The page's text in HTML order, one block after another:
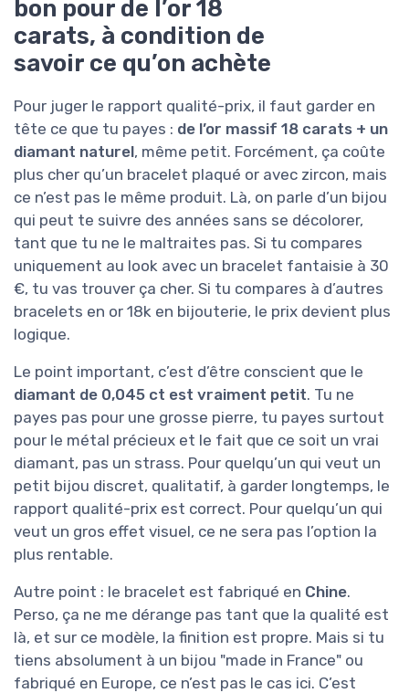
bon pour de l’or 18
carats, à condition de
savoir ce qu’on achète
Pour juger le rapport qualité-prix, il faut garder en
tête ce que tu payes : de l’or massif 18 carats + un
diamant naturel, même petit. Forcément, ça coûte
plus cher qu’un bracelet plaqué or avec zircon, mais
ce n’est pas le même produit. Là, on parle d’un bijou
qui peut te suivre des années sans se décolorer,
tant que tu ne le maltraites pas. Si tu compares
uniquement au look avec un bracelet fantaisie à 30
€, tu vas trouver ça cher. Si tu compares à d’autres
bracelets en or 18k en bijouterie, le prix devient plus
logique.
Le point important, c’est d’être conscient que le
diamant de 0,045 ct est vraiment petit. Tu ne
payes pas pour une grosse pierre, tu payes surtout
pour le métal précieux et le fait que ce soit un vrai
diamant, pas un strass. Pour quelqu’un qui veut un
petit bijou discret, qualitatif, à garder longtemps, le
rapport qualité-prix est correct. Pour quelqu’un qui
veut un gros effet visuel, ce ne sera pas l’option la
plus rentable.
Autre point : le bracelet est fabriqué en Chine.
Perso, ça ne me dérange pas tant que la qualité est
là, et sur ce modèle, la finition est propre. Mais si tu
tiens absolument à un bijou "made in France" ou
fabriqué en Europe, ce n’est pas le cas ici. C’est